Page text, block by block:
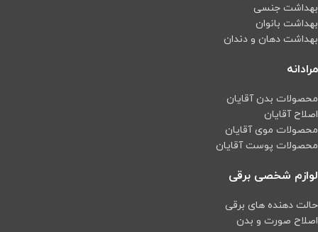
بهداشت جنسی
بهداشت بانوان
بهداشت دهان و دندان
مرادانه
محصولات بدن آقایان
اصلاح آقایان
محصولات موی آقایان
محصولات پوست آقایان
لوازم شخصی برقی
حالت دهنده های برقی
اصلاح صورت و بدن